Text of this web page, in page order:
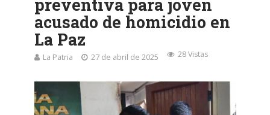
preventiva para joven
acusado de homicidio en
La Paz
La Patria 27 de abril de 2025 28 Vistas